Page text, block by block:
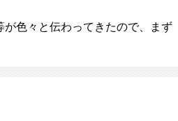
色々と伝わってきたので、まず